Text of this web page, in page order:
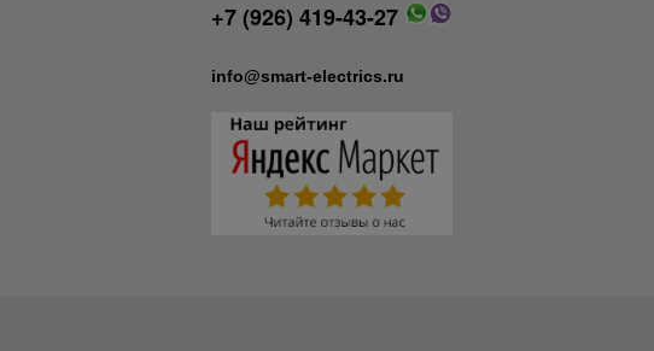
+7 (926) 419-43-27
info@smart-electrics.ru